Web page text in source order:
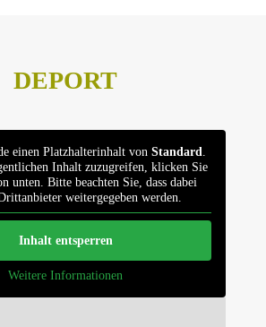
DEPORT
einen Platzhalterinhalt von Standard
Inhalt zuzugreifen, klicken Sie
unten. Bitte beachten Sie, dass dabei
weitergegeben werden.
Inhalt entsperren
Weitere Informationen